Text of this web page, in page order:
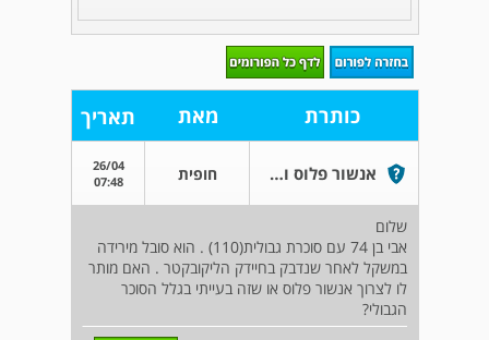
כותרת מאת תאריך
אנשור פלוס וסוכרת גבולית חופית
26/04
07:48
שלום
אבי בן 74 עם סוכרת גבולית(110) . הוא סובל מירידה
במשקל לאחר שנדבק בחיידק הליקובקטר . האם מותר
לו לצרוך אנשור פלוס או שזה בעייתי בגלל הסוכר
הגבולי?